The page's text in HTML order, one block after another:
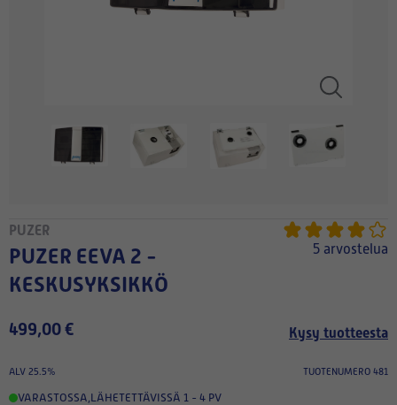
PUZER
PUZER EEVA 2 -
KESKUSYKSIKKÖ
5 arvostelua
499,00 € Kysy tuotteesta
ALV 25.5% TUOTENUMERO 481
VARASTOSSA LÄHETETTÄVISSÄ 1 - 4 PV